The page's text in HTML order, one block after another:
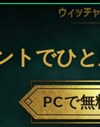
トでひ
PCで無